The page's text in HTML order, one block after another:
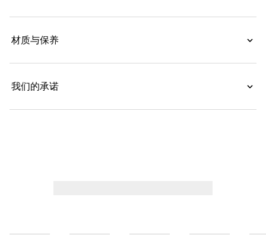
材质与保养
我们的承诺